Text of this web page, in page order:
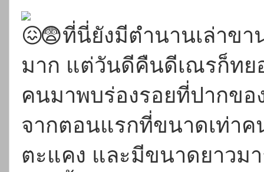
😨ที่นี่ยังมีตำนานเล่าขา
มาก แต่วันดีคืนดีเณรก็ทย
คนมาพบร่องรอยที่ปากข
จากตอนแรกที่ขนาดเท่าค
ตะแคง และมีขนาดยาวม